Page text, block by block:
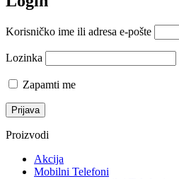
Korisničko ime ili adresa e-pošte
Lozinka
Zapamti me
Proizvodi
Akcija
Mobilni Telefoni